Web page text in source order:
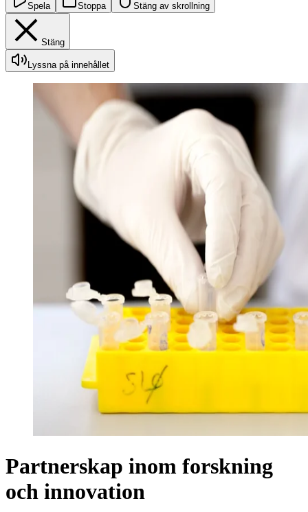
Spela Stoppa Stäng av skrollning
Stäng
Lyssna på innehållet
Partnerskap inom forskning
och innovation